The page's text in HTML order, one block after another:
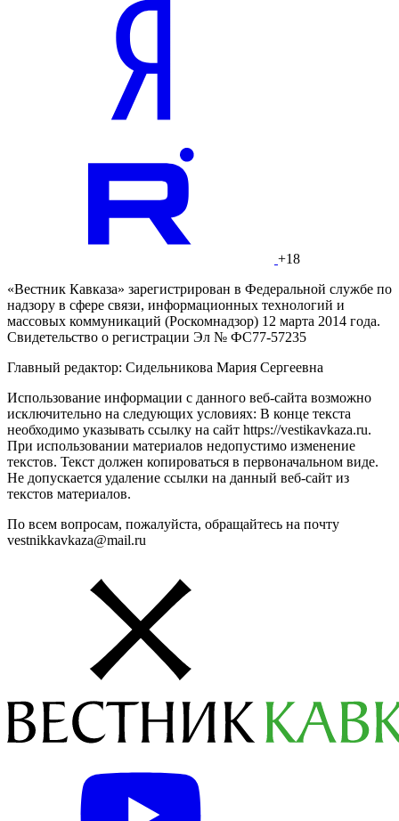
+18
«Вестник Кавказа» зарегистрирован в Федеральной службе по
надзору в сфере связи, информационных технологий и
массовых коммуникаций (Роскомнадзор) 12 марта 2014 года.
Свидетельство о регистрации Эл № ФС77-57235
Главный редактор: Сидельникова Мария Сергеевна
Использование информации с данного веб-сайта возможно
исключительно на следующих условиях: В конце текста
необходимо указывать ссылку на сайт https://vestikavkaza.ru.
При использовании материалов недопустимо изменение
текстов. Текст должен копироваться в первоначальном виде.
Не допускается удаление ссылки на данный веб-сайт из
текстов материалов.
По всем вопросам, пожалуйста, обращайтесь на почту
vestnikkavkaza@mail.ru